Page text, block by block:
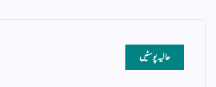
حالیہ پوسٹیں